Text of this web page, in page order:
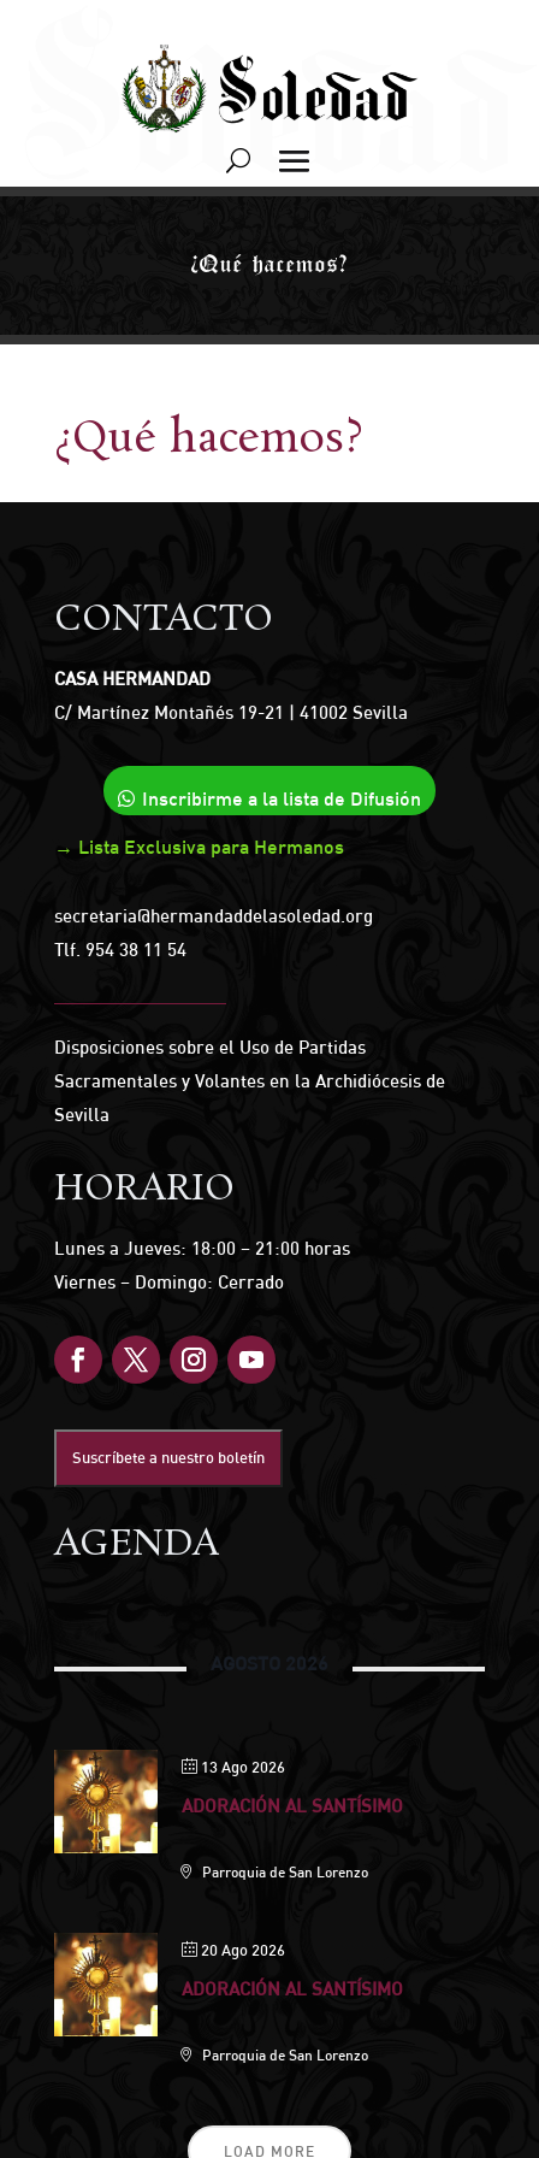
¿Qué hacemos?
¿Qué hacemos?
CONTACTO
CASA HERMANDAD
C/ Martínez Montañés 19-21 | 41002 Sevilla
Inscribirme a la lista de Difusión
→ Lista Exclusiva para Hermanos
secretaria@hermandaddelasoledad.org
Tlf. 954 38 11 54
Disposiciones sobre el Uso de Partidas
Sacramentales y Volantes en la Archidiócesis de
Sevilla
HORARIO
Lunes a Jueves: 18:00 – 21:00 horas
Viernes – Domingo: Cerrado
Suscríbete a nuestro boletín
AGENDA
AGOSTO 2026
13 Ago 2026
ADORACIÓN AL SANTÍSIMO
Parroquia de San Lorenzo
20 Ago 2026
ADORACIÓN AL SANTÍSIMO
Parroquia de San Lorenzo
LOAD MORE